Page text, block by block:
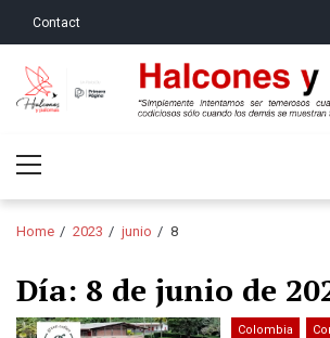
Contact
Halcones y
Menu
Home 2023 junio 8
Día: 8 de junio de
Colombia